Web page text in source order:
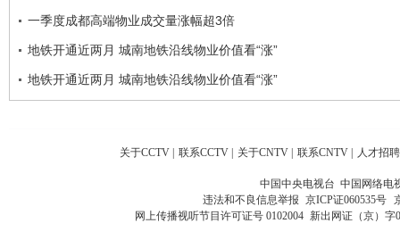
一季度成都高端物业成交量涨幅超3倍
地铁开通近两月 城南地铁沿线物业价值看“涨”
地铁开通近两月 城南地铁沿线物业价值看“涨”
关于CCTV | 联系CCTV | 关于CNTV | 联系CNTV | 人才招聘
中国中央电视台 中国网络电
违法和不良信息举报 京ICP证060535号
网上传播视听节目许可证号 0102004 新出网证（京）